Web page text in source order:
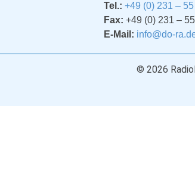
Tel.: +49 (0) 231 –
Fax: +49 (0) 231 –
E-Mail: info@do-
© 2026